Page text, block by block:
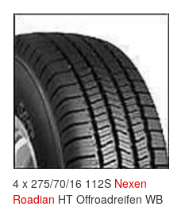
4 x 275/70/16 112S Nexen
Roadian HT Offroadreifen WB